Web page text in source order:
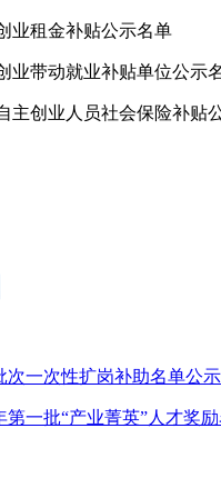
业租金补贴公示名单
业带动就业补贴单位公示
主创业人员社会保险补贴
次一次性扩岗补助名单公示
第一批“产业菁英”人才奖